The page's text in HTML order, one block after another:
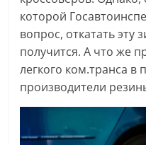
которой
вопрос, откатать эту
получится. А что же
легкого ком.транса в
производители